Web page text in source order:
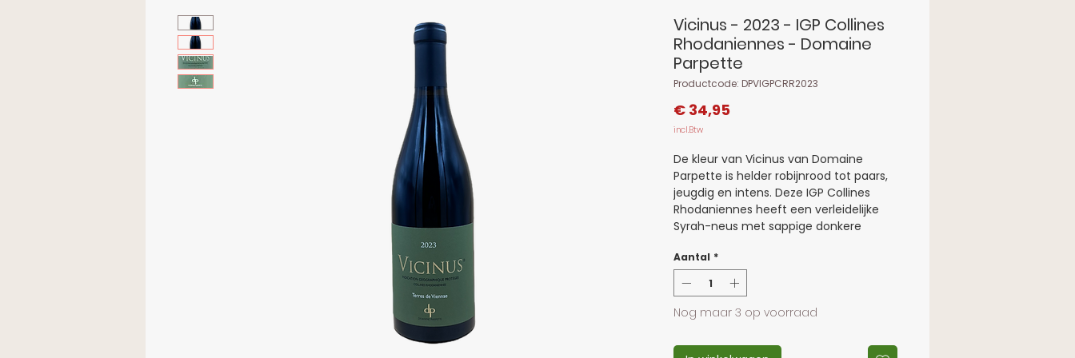
Vicinus - 2023 - IGP Collines
Rhodaniennes - Domaine
Parpette
Productcode: DPVIGPCRR2023
€ 34,95
incl.Btw
De kleur van Vicinus van Domaine
Parpette is helder robijnrood tot paars,
jeugdig en intens. Deze IGP Collines
Rhodaniennes heeft een verleidelijke
Syrah-neus met sappige donkere
en zwarte peper, aangevuld met een
subtiele toets van toast en kruiden. De
smaak is soepel en levendig met mooi
fruit, kruidigheid en frisse spanning.
peperige, licht rokerige afdronk met
Aantal *
Nog maar 3 op voorraad